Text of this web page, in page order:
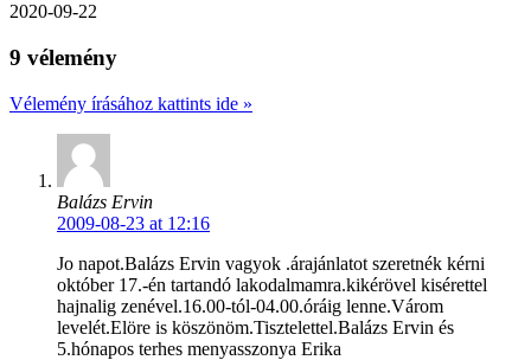
2020-09-22
9 vélemény
Vélemény írásához kattints ide »
Balázs Ervin
2009-08-23 at 12:16
Jo napot.Balázs Ervin vagyok .árajánlatot szeretnék kérni
október 17.-én tartandó lakodalmamra.kikérövel kisérettel
hajnalig zenével.16.00-tól-04.00.óráig lenne.Várom
levelét.Elöre is köszönöm.Tisztelettel.Balázs Ervin és
5.hónapos terhes menyasszonya Erika